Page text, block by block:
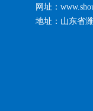
网址：
地址：山东省